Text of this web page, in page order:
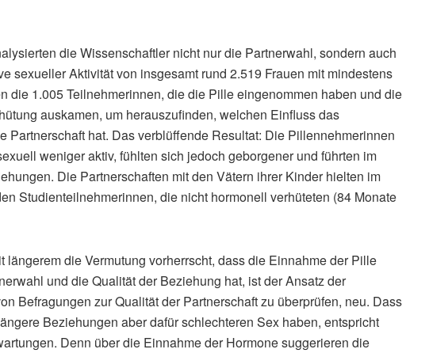
die Wissenschaftler nicht nur die Partnerwahl, sondern auch
sexueller Aktivität von insgesamt rund 2.519 Frauen mit mindestens
die 1.005 Teilnehmerinnen, die die Pille eingenommen haben und die
auskamen, um herauszufinden, welchen Einfluss das
Partnerschaft hat. Das verblüffende Resultat: Die Pillennehmerinnen
weniger aktiv, fühlten sich jedoch geborgener und führten im
Die Partnerschaften mit den Vätern ihrer Kinder hielten im
Studienteilnehmerinnen, die nicht hormonell verhüteten (84 Monate
längerem die Vermutung vorherrscht, dass die Einnahme der Pille
und die Qualität der Beziehung hat, ist der Ansatz der
Befragungen zur Qualität der Partnerschaft zu überprüfen, neu. Dass
Beziehungen aber dafür schlechteren Sex haben, entspricht
Denn über die Einnahme der Hormone suggerieren die